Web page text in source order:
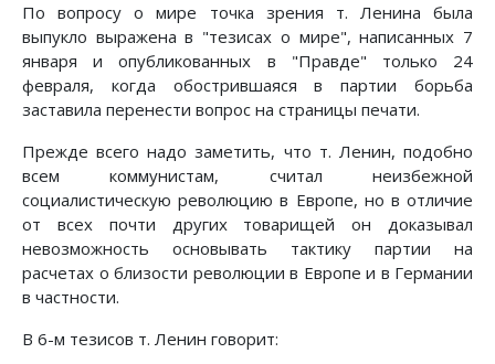
По вопросу о мире точка зрения т. Ленина была
выпукло выражена в "тезисах о мире", написанных 7
января и опубликованных в "Правде" только 24
февраля, когда обострившаяся в партии борьба
заставила перенести вопрос на страницы печати.
Прежде всего надо заметить, что т. Ленин, подобно
всем коммунистам, считал неизбежной
социалистическую революцию в Европе, но в отличие
от всех почти других товарищей он доказывал
невозможность основывать тактику партии на
расчетах о близости революции в Европе и в Германии
в частности.
В 6-м тезисов т. Ленин говорит: